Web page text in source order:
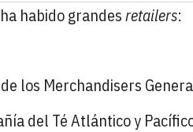
habido grandesretailers:
los Merchandisers
del Té Atlántico y